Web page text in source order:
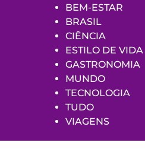
BEM-ESTAR
BRASIL
CIÊNCIA
ESTILO DE VIDA
GASTRONOMIA
MUNDO
TECNOLOGIA
TUDO
VIAGENS